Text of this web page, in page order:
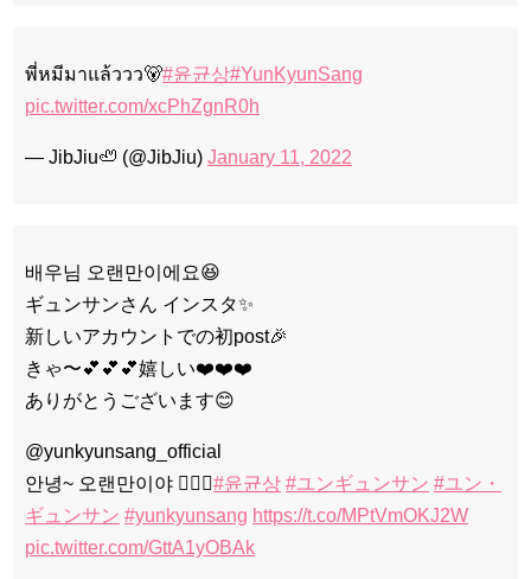
พี่หมีมาแล้ววว🐻#윤균상#YunKyunSang
pic.twitter.com/xcPhZgnR0h
— JibJiu🦥 (@JibJiu) January 11, 2022
배우님 오랜만이에요😆
ギュンサンさん インスタ✨
新しいアカウントでの初post🎉
きゃ〜💕💕💕嬉しい❤️❤️❤️
ありがとうございます😊
@yunkyunsang_official
안녕~ 오랜만이야 🙋🏻‍♂️#윤균상 #ユンギュンサン #ユン・
ギュンサン #yunkyunsang https://t.co/MPtVmOKJ2W
pic.twitter.com/GttA1yOBAk